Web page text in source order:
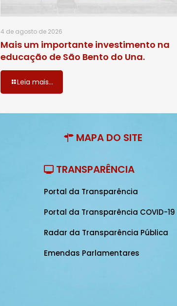
4 de agosto de 2026
Mais um importante investimento na
educação de São Bento do Una.
Leia mais...
MAPA DO SITE
TRANSPARÊNCIA
Portal da Transparência
Portal da Transparência COVID-19
Radar da Transparência Pública
Emendas Parlamentares